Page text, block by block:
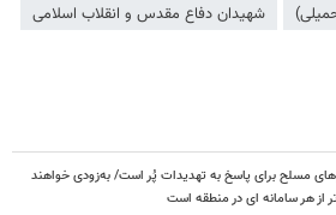
شهیدان دفاع مقدس و انقلاب اسلامی
مسلح برای پاسخ به تهدیدات پُر است/ به‌زودی خواهند
از هر سامانه ای در منطقه است